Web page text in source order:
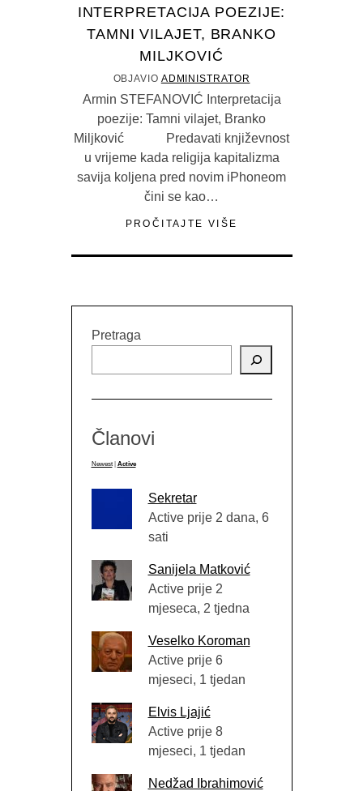
INTERPRETACIJA POEZIJE:
TAMNI VILAJET, BRANKO
MILJKOVIĆ
OBJAVIO ADMINISTRATOR
Armin STEFANOVIĆ Interpretacija
poezije: Tamni vilajet, Branko
Miljković Predavati književnost
u vrijeme kada religija kapitalizma
savija koljena pred novim iPhoneom
čini se kao…
PROČITAJTE VIŠE
Pretraga
Članovi
Newest Active
Sekretar
Active prije 2 dana, 6
sati
Sanijela Matković
Active prije 2
mjeseca, 2 tjedna
Veselko Koroman
Active prije 6
mjeseci, 1 tjedan
Elvis Ljajić
Active prije 8
mjeseci, 1 tjedan
Nedžad Ibrahimović